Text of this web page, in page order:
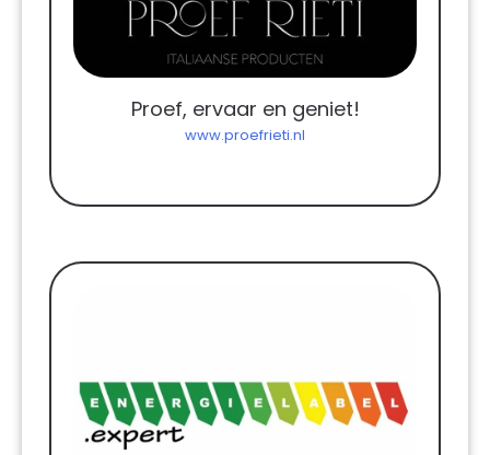
Proef, ervaar en geniet!
www.proefrieti.nl